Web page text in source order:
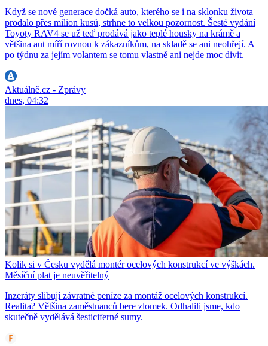
Když se nové generace dočká auto, kterého se i na sklonku života
prodalo přes milion kusů, strhne to velkou pozornost. Šesté vydání
Toyoty RAV4 se už teď prodává jako teplé housky na krámě a
většina aut míří rovnou k zákazníkům, na skladě se ani neohřejí. A
po týdnu za jejím volantem se tomu vlastně ani nejde moc divit.
Aktuálně.cz - Zprávy
dnes, 04:32
Kolik si v Česku vydělá montér ocelových konstrukcí ve výškách.
Měsíční plat je neuvěřitelný
Inzeráty slibují závratné peníze za montáž ocelových konstrukcí.
Realita? Většina zaměstnanců bere zlomek. Odhalili jsme, kdo
skutečně vydělává šesticiferné sumy.